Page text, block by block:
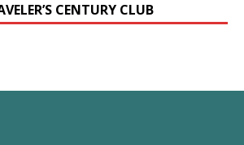
CENTURY CLUB